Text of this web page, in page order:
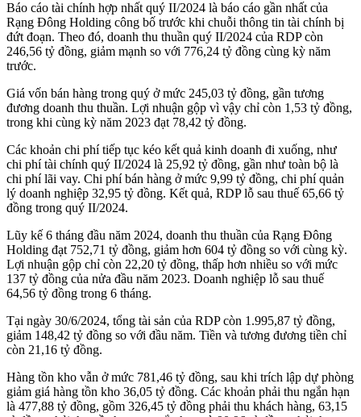
Báo cáo tài chính hợp nhất quý II/2024 là báo cáo gần nhất của
Rạng Đông Holding công bố trước khi chuỗi thông tin tài chính bị
đứt đoạn. Theo đó, doanh thu thuần quý II/2024 của RDP còn
246,56 tỷ đồng, giảm mạnh so với 776,24 tỷ đồng cùng kỳ năm
trước.
Giá vốn bán hàng trong quý ở mức 245,03 tỷ đồng, gần tương
đương doanh thu thuần. Lợi nhuận gộp vì vậy chỉ còn 1,53 tỷ đồng,
trong khi cùng kỳ năm 2023 đạt 78,42 tỷ đồng.
Các khoản chi phí tiếp tục kéo kết quả kinh doanh đi xuống, như
chi phí tài chính quý II/2024 là 25,92 tỷ đồng, gần như toàn bộ là
chi phí lãi vay. Chi phí bán hàng ở mức 9,99 tỷ đồng, chi phí quản
lý doanh nghiệp 32,95 tỷ đồng. Kết quả, RDP lỗ sau thuế 65,66 tỷ
đồng trong quý II/2024.
Lũy kế 6 tháng đầu năm 2024, doanh thu thuần của Rạng Đông
Holding đạt 752,71 tỷ đồng, giảm hơn 604 tỷ đồng so với cùng kỳ.
Lợi nhuận gộp chỉ còn 22,20 tỷ đồng, thấp hơn nhiều so với mức
137 tỷ đồng của nửa đầu năm 2023. Doanh nghiệp lỗ sau thuế
64,56 tỷ đồng trong 6 tháng.
Tại ngày 30/6/2024, tổng tài sản của RDP còn 1.995,87 tỷ đồng,
giảm 148,42 tỷ đồng so với đầu năm. Tiền và tương đương tiền chỉ
còn 21,16 tỷ đồng.
Hàng tồn kho vẫn ở mức 781,46 tỷ đồng, sau khi trích lập dự phòng
giảm giá hàng tồn kho 36,05 tỷ đồng. Các khoản phải thu ngắn hạn
là 477,88 tỷ đồng, gồm 326,45 tỷ đồng phải thu khách hàng, 63,15